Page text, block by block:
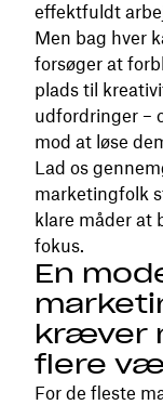
effektfuldt
Men bag hver
forsøger at
plads til
udfordringer –
mod at løse
Lad os
marketingfolk
klare måder at
fokus.
En
kræver
flere
For de fleste